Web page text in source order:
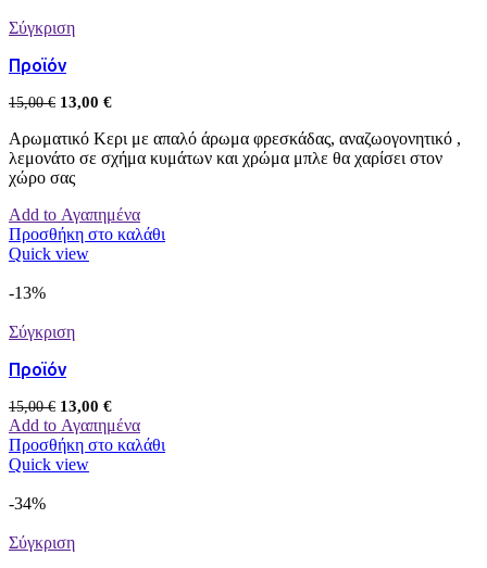
Σύγκριση
Προϊόν
15,00€ 13,00 €
Αρωματικό Κερι με απαλό άρωμα φρεσκάδας, αναζωογονητικό ,
λεμονάτο σε σχήμα κυμάτων και χρώμα μπλε θα χαρίσει στον
χώρο σας
Add to Αγαπημένα
Προσθήκη στο καλάθι
Quick view
-13%
Σύγκριση
Προϊόν
15,00€ 13,00 €
Add to Αγαπημένα
Προσθήκη στο καλάθι
Quick view
-34%
Σύγκριση